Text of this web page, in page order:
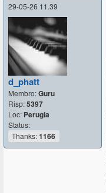
29-05-26 11.39
d_phatt
Membro:Guru
Risp:5397
Loc: Perugia
Status:
Thanks:1166